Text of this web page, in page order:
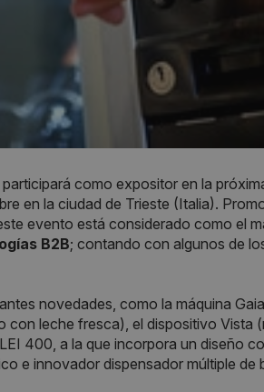
participará como expositor en la
en la ciudad de Trieste (Italia).
evento está considerado como el
B2B; contando con algunos de
novedades, como la máquina
leche fresca), el dispositivo Vista
400, a la que incorpora un diseño
e innovador dispensador múltiple de